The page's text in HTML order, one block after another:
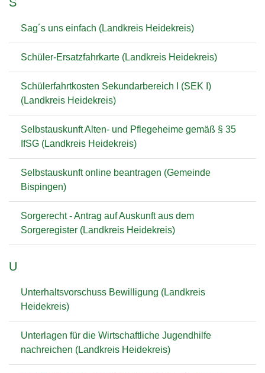
Sag´s uns einfach (Landkreis Heidekreis)
Schüler-Ersatzfahrkarte (Landkreis Heidekreis)
Schülerfahrtkosten Sekundarbereich I (SEK I)
(Landkreis Heidekreis)
Selbstauskunft Alten- und Pflegeheime gemäß § 35
IfSG (Landkreis Heidekreis)
Selbstauskunft online beantragen (Gemeinde
Bispingen)
Sorgerecht - Antrag auf Auskunft aus dem
Sorgeregister (Landkreis Heidekreis)
U
Unterhaltsvorschuss Bewilligung (Landkreis
Heidekreis)
Unterlagen für die Wirtschaftliche Jugendhilfe
nachreichen (Landkreis Heidekreis)